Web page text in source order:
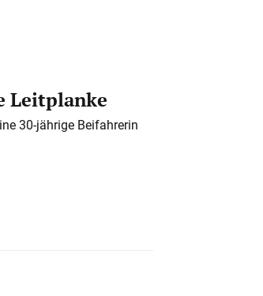
Leitplanke
30-jährige Beifahrerin